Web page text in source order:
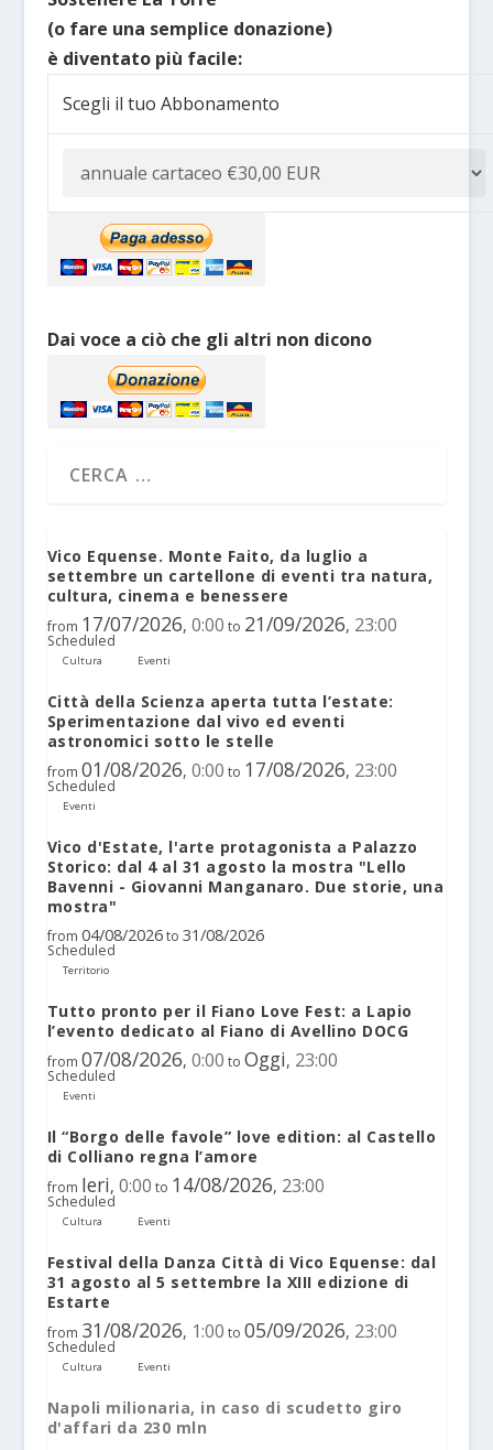
(o fare una semplice donazione)
è diventato più facile:
Scegli il tuo Abbonamento
Dai voce a ciò che gli altri non dicono
Vico Equense. Monte Faito, da luglio a
settembre un cartellone di eventi tra natura,
cultura, cinema e benessere
from 17/07/2026, 0:00 to 21/09/2026, 23:00
Scheduled
Cultura Eventi
Città della Scienza aperta tutta l’estate:
Sperimentazione dal vivo ed eventi
astronomici sotto le stelle
from 01/08/2026, 0:00 to 17/08/2026, 23:00
Scheduled
Eventi
Vico d'Estate, l'arte protagonista a Palazzo
Storico: dal 4 al 31 agosto la mostra "Lello
Bavenni - Giovanni Manganaro. Due storie, una
mostra"
from 04/08/2026 to 31/08/2026
Scheduled
Territorio
Tutto pronto per il Fiano Love Fest: a Lapio
l’evento dedicato al Fiano di Avellino DOCG
from 07/08/2026, 0:00 to Oggi, 23:00
Scheduled
Eventi
Il “Borgo delle favole” love edition: al Castello
di Colliano regna l’amore
from Ieri, 0:00 to 14/08/2026, 23:00
Scheduled
Cultura Eventi
Festival della Danza Città di Vico Equense: dal
31 agosto al 5 settembre la XIII edizione di
Estarte
from 31/08/2026, 1:00 to 05/09/2026, 23:00
Scheduled
Cultura Eventi
Napoli milionaria, in caso di scudetto giro
d'affari da 230 mln